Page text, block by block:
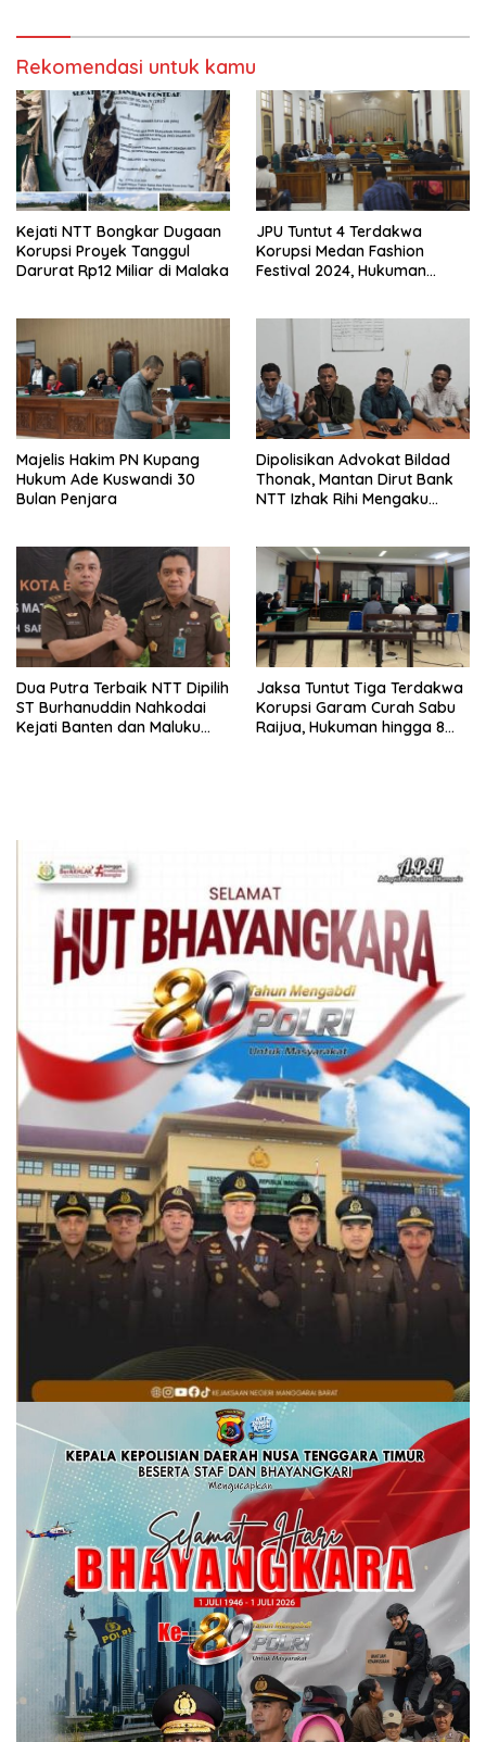
Rekomendasi untuk kamu
Kejati NTT Bongkar Dugaan
Korupsi Proyek Tanggul
Darurat Rp12 Miliar di Malaka
JPU Tuntut 4 Terdakwa
Korupsi Medan Fashion
Festival 2024, Hukuman
Majelis Hakim PN Kupang
Hukum Ade Kuswandi 30
Bulan Penjara
Dipolisikan Advokat Bildad
Thonak, Mantan Dirut Bank
NTT Izhak Rihi Mengaku
Dua Putra Terbaik NTT Dipilih
ST Burhanuddin Nahkodai
Kejati Banten dan Maluku
Jaksa Tuntut Tiga Terdakwa
Korupsi Garam Curah Sabu
Raijua, Hukuman hingga 8